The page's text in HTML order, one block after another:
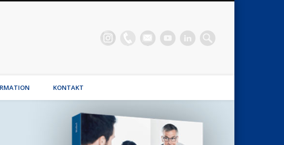
– Jochen Waibel
Jochen Waibel, Stimmhaus Coach, Wirtschaftsmediator
KONTAKT